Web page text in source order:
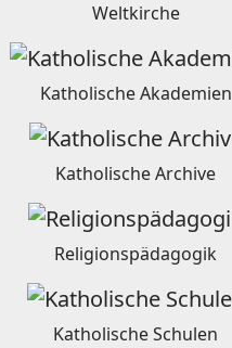
Weltkirche
Katholische Akademien
Katholische Archive
Religionspädagogik
Katholische Schulen